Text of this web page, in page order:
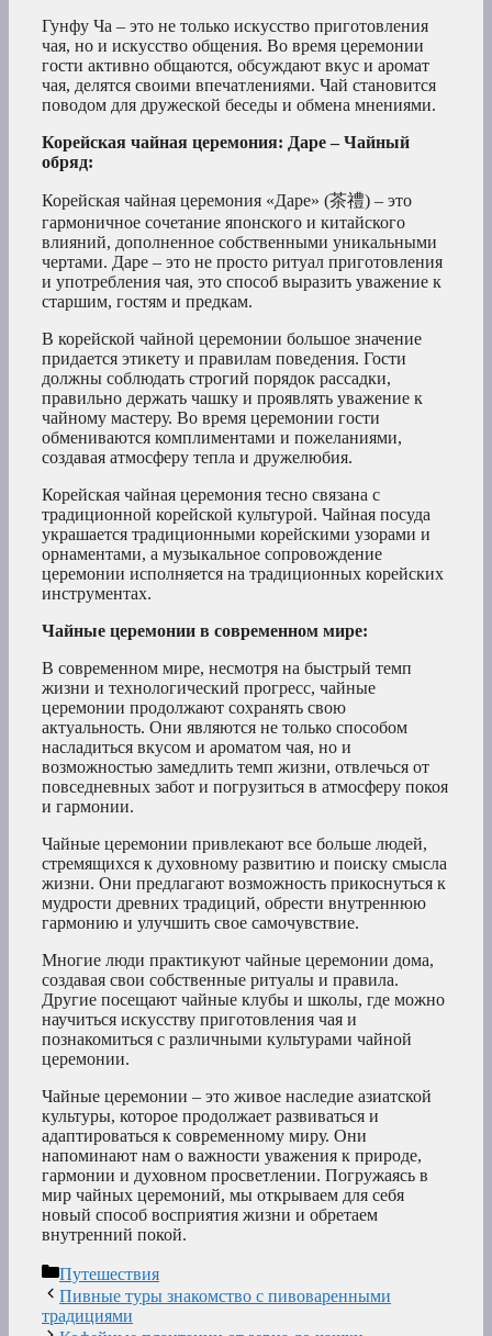
Гунфу Ча – это не только искусство приготовления
чая, но и искусство общения. Во время церемонии
гости активно общаются, обсуждают вкус и аромат
чая, делятся своими впечатлениями. Чай становится
поводом для дружеской беседы и обмена мнениями.
Корейская чайная церемония: Даре – Чайный
обряд:
Корейская чайная церемония «Даре» (茶禮) – это
гармоничное сочетание японского и китайского
влияний, дополненное собственными уникальными
чертами. Даре – это не просто ритуал приготовления
и употребления чая, это способ выразить уважение к
старшим, гостям и предкам.
В корейской чайной церемонии большое значение
придается этикету и правилам поведения. Гости
должны соблюдать строгий порядок рассадки,
правильно держать чашку и проявлять уважение к
чайному мастеру. Во время церемонии гости
обмениваются комплиментами и пожеланиями,
создавая атмосферу тепла и дружелюбия.
Корейская чайная церемония тесно связана с
традиционной корейской культурой. Чайная посуда
украшается традиционными корейскими узорами и
орнаментами, а музыкальное сопровождение
церемонии исполняется на традиционных корейских
инструментах.
Чайные церемонии в современном мире:
В современном мире, несмотря на быстрый темп
жизни и технологический прогресс, чайные
церемонии продолжают сохранять свою
актуальность. Они являются не только способом
насладиться вкусом и ароматом чая, но и
возможностью замедлить темп жизни, отвлечься от
повседневных забот и погрузиться в атмосферу покоя
и гармонии.
Чайные церемонии привлекают все больше людей,
стремящихся к духовному развитию и поиску смысла
жизни. Они предлагают возможность прикоснуться к
мудрости древних традиций, обрести внутреннюю
гармонию и улучшить свое самочувствие.
Многие люди практикуют чайные церемонии дома,
создавая свои собственные ритуалы и правила.
Другие посещают чайные клубы и школы, где можно
научиться искусству приготовления чая и
познакомиться с различными культурами чайной
церемонии.
Чайные церемонии – это живое наследие азиатской
культуры, которое продолжает развиваться и
адаптироваться к современному миру. Они
напоминают нам о важности уважения к природе,
гармонии и духовном просветлении. Погружаясь в
мир чайных церемоний, мы открываем для себя
новый способ восприятия жизни и обретаем
внутренний покой.
Рубрики
Путешествия
Пивные туры знакомство с пивоваренными
традициями